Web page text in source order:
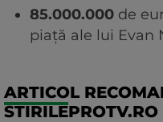
85.000.000 de
piață ale lui Evan
ARTICOL
STIRILEPROTV.RO